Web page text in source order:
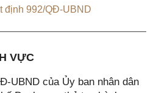
định 992/QĐ-UBND
VỰC
UBND của Ủy ban nhân dân